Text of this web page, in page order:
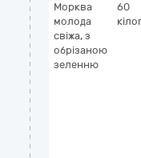
Морква
молода
свіжа, з
обрізаною
зеленню
60